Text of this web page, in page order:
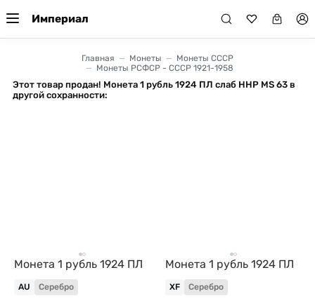
Империал
Главная Монеты
Монеты СССР
Монеты РСФСР - СССР 1921-1958
Этот товар продан! Монета 1 рубль 1924 ПЛ слаб ННР MS 63 в
другой сохранности:
Монета 1 рубль 1924 ПЛ
AU Серебро
Монета 1 рубль 1924 ПЛ
XF Серебро